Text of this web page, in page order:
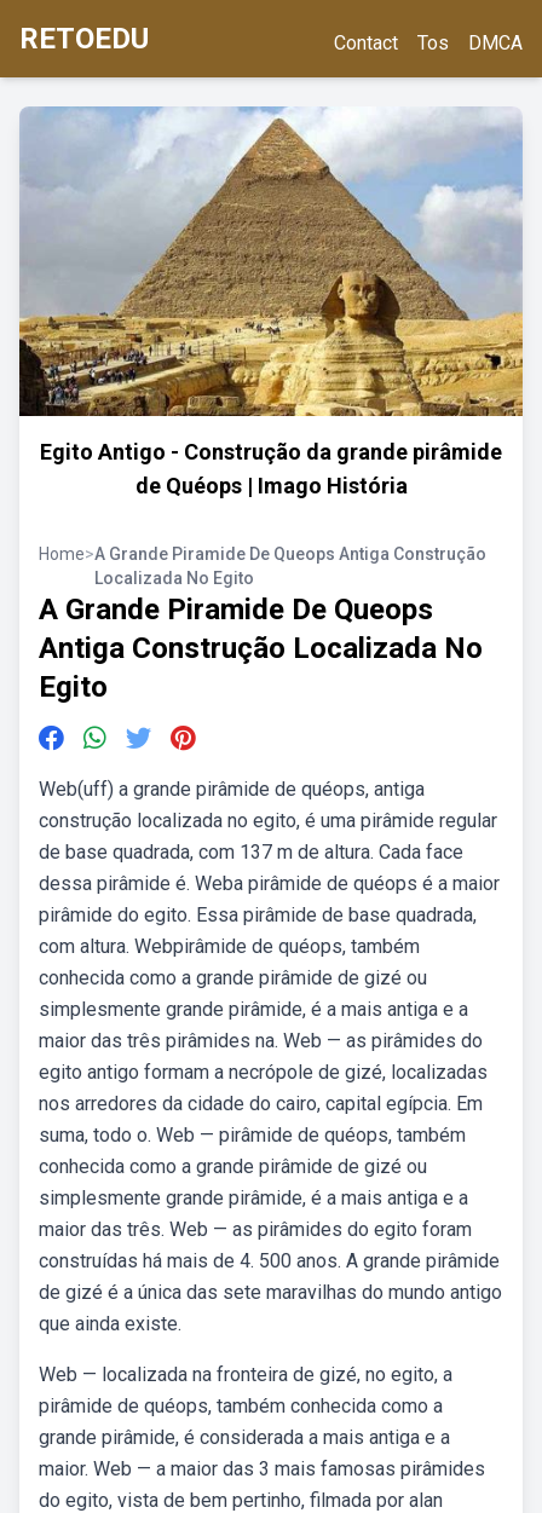
RETOEDU Contact Tos DMCA
Egito Antigo - Construção da grande pirâmide
de Quéops | Imago História
Home>A Grande Piramide De Queops Antiga Construção
Localizada No Egito
A Grande Piramide De Queops
Antiga Construção Localizada No
Egito
Web(uff) a grande pirâmide de quéops, antiga
construção localizada no egito, é uma pirâmide regular
de base quadrada, com 137 m de altura. Cada face
dessa pirâmide é. Weba pirâmide de quéops é a maior
pirâmide do egito. Essa pirâmide de base quadrada,
com altura. Webpirâmide de quéops, também
conhecida como a grande pirâmide de gizé ou
simplesmente grande pirâmide, é a mais antiga e a
maior das três pirâmides na. Web — as pirâmides do
egito antigo formam a necrópole de gizé, localizadas
nos arredores da cidade do cairo, capital egípcia. Em
suma, todo o. Web — pirâmide de quéops, também
conhecida como a grande pirâmide de gizé ou
simplesmente grande pirâmide, é a mais antiga e a
maior das três. Web — as pirâmides do egito foram
construídas há mais de 4. 500 anos. A grande pirâmide
de gizé é a única das sete maravilhas do mundo antigo
que ainda existe.
Web — localizada na fronteira de gizé, no egito, a
pirâmide de quéops, também conhecida como a
grande pirâmide, é considerada a mais antiga e a
maior. Web — a maior das 3 mais famosas pirâmides
do egito, vista de bem pertinho, filmada por alan